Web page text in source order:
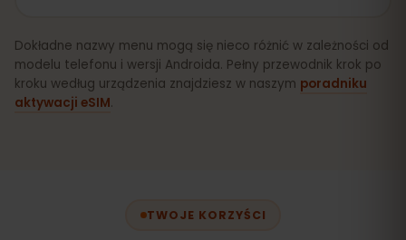
Dokładne nazwy menu mogą się nieco różnić w zależności od
modelu telefonu i wersji Androida. Pełny przewodnik krok po
kroku według urządzenia znajdziesz w naszym poradniku
aktywacji eSIM.
TWOJE KORZYŚCI